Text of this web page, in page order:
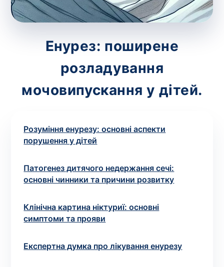
Енурез: поширене
розладування
мочовипускання у дітей.
Розуміння енурезу: основні аспекти
порушення у дітей
Патогенез дитячого недержання сечі:
основні чинники та причини розвитку
Клінічна картина ніктуриї: основні
симптоми та прояви
Експертна думка про лікування енурезу
Аналіз вдома
Номер телефону*
Вибрати клініку